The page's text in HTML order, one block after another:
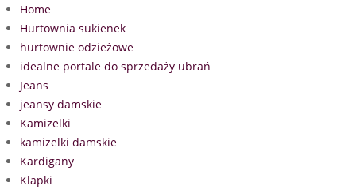
Home
Hurtownia sukienek
hurtownie odzieżowe
idealne portale do sprzedaży ubrań
Jeans
jeansy damskie
Kamizelki
kamizelki damskie
Kardigany
Klapki